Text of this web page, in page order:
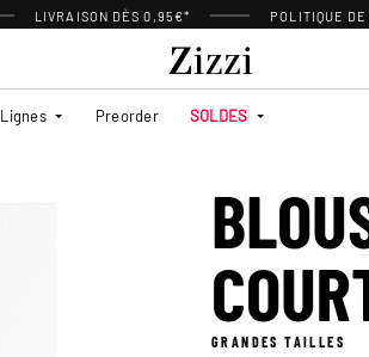
LIVRAISON DÈS 0,95€* POLITIQUE DE
Lignes Preorder SOLDES
GRANDES TAILLES